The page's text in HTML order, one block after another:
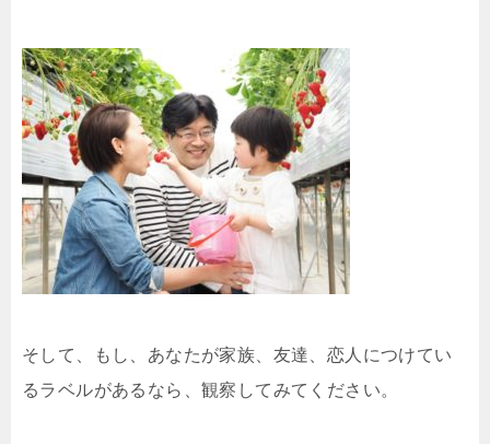
そして、もし、あなたが家族、友達、恋人につけてい
るラベルがあるなら、観察してみてください。